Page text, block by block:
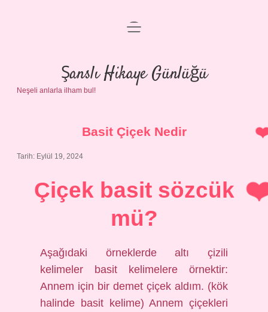
Anasayfa
Gizlilik Politikası
menüyü
Şanslı Hikaye Günlüğü
Neşeli anlarla ilham bul!
Basit Çiçek Nedir
Tarih: Eylül 19, 2024
Çiçek basit sözcük
mü?
Aşağıdaki örneklerde altı çizili
kelimeler basit kelimelere örnektir:
Annem için bir demet çiçek aldım. (kök
halinde basit kelime) Annem çiçekleri